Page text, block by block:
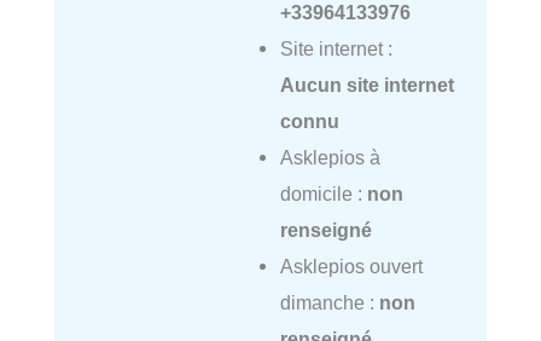
+33964133976
Site internet :
Aucun site internet
connu
Asklepios à
domicile : non
renseigné
Asklepios ouvert
dimanche : non